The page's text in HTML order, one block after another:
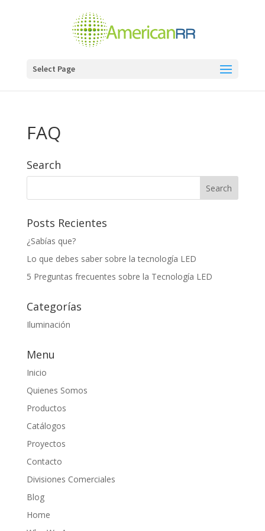
Select Page
FAQ
Search
Posts Recientes
¿Sabías que?
Lo que debes saber sobre la tecnología LED
5 Preguntas frecuentes sobre la Tecnología LED
Categorías
Iluminación
Menu
Inicio
Quienes Somos
Productos
Catálogos
Proyectos
Contacto
Divisiones Comerciales
Blog
Home